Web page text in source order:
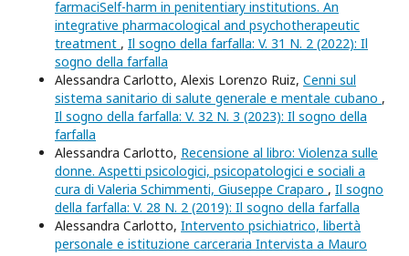
farmaciSelf-harm in penitentiary institutions. An
integrative pharmacological and psychotherapeutic
treatment , Il sogno della farfalla: V. 31 N. 2 (2022): Il
sogno della farfalla
Alessandra Carlotto, Alexis Lorenzo Ruiz, Cenni sul
sistema sanitario di salute generale e mentale cubano ,
Il sogno della farfalla: V. 32 N. 3 (2023): Il sogno della
farfalla
Alessandra Carlotto, Recensione al libro: Violenza sulle
donne. Aspetti psicologici, psicopatologici e sociali a
cura di Valeria Schimmenti, Giuseppe Craparo , Il sogno
della farfalla: V. 28 N. 2 (2019): Il sogno della farfalla
Alessandra Carlotto, Intervento psichiatrico, libertà
personale e istituzione carceraria Intervista a Mauro